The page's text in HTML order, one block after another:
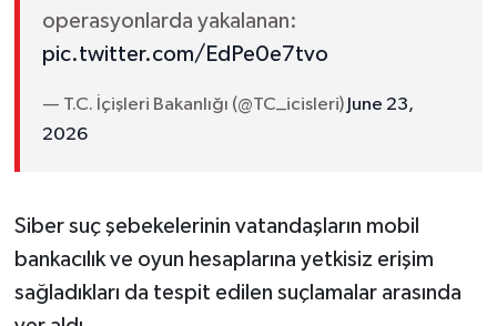
operasyonlarda yakalanan:
pic.twitter.com/EdPe0e7tvo
— T.C. İçişleri Bakanlığı (@TC_icisleri) June 23,
2026
Siber suç şebekelerinin vatandaşların mobil
bankacılık ve oyun hesaplarına yetkisiz erişim
sağladıkları da tespit edilen suçlamalar arasında